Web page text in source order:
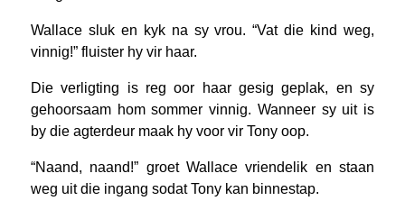
Wallace sluk en kyk na sy vrou. “Vat die kind weg,
vinnig!” fluister hy vir haar.
Die verligting is reg oor haar gesig geplak, en sy
gehoorsaam hom sommer vinnig. Wanneer sy uit is
by die agterdeur maak hy voor vir Tony oop.
“Naand, naand!” groet Wallace vriendelik en staan
weg uit die ingang sodat Tony kan binnestap.